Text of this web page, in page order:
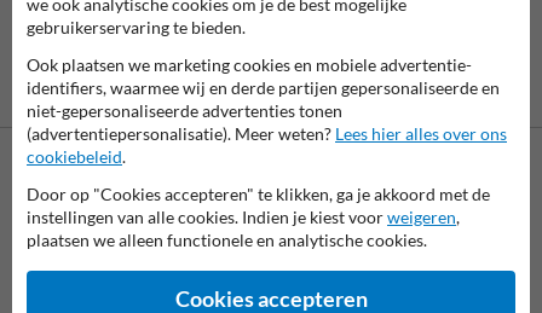
Betaling achteraf
is mogelijk
Neem contact met ons op
Wij zijn op werkdagen (van 8.00 tot 17.00) te bereiken op 038-
7920070.
Vragen? Stuur een e-mail naarinfo@trafficsupply.nlof vul het
formulier in en we reageren zo spoedig mogelijk.
we ook analytische cookies om je de best mogelijke
gebruikerservaring te bieden.
Ook plaatsen we marketing cookies en mobiele advertentie-
identifiers, waarmee wij en derde partijen gepersonaliseerde en
niet-gepersonaliseerde advertenties tonen
(advertentiepersonalisatie). Meer weten? Lees hier alles over ons
cookiebeleid.
Door op "Cookies accepteren" te klikken, ga je akkoord met de
instellingen van alle cookies. Indien je kiest voorweigeren,
plaatsen we alleen functionele en analytische cookies.
Cookies accepteren